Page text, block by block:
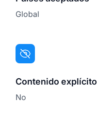
Global
Contenido explícito
No